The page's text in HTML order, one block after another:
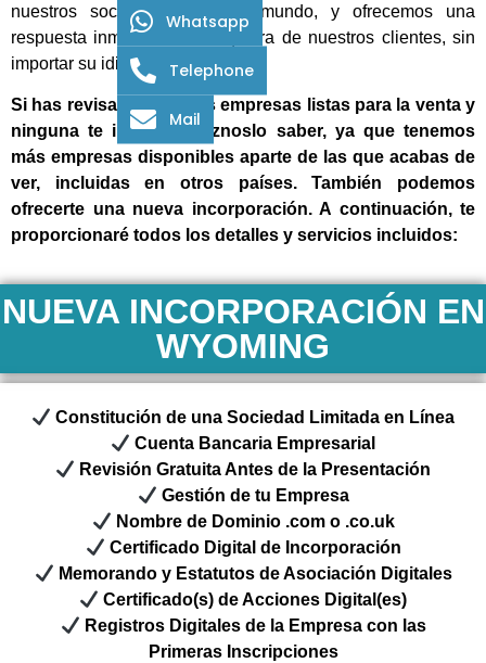
nuestros socios en todo el mundo, y ofrecemos una
respuesta inmediata a cualquiera de nuestros clientes, sin
importar su idioma.
Si has revisado nuestras empresas listas para la venta y
ninguna te interesa, háznoslo saber, ya que tenemos
más empresas disponibles aparte de las que acabas de
ver, incluidas en otros países. También podemos
ofrecerte una nueva incorporación. A continuación, te
proporcionaré todos los detalles y servicios incluidos:
NUEVA INCORPORACIÓN EN
WYOMING
Constitución de una Sociedad Limitada en Línea
Cuenta Bancaria Empresarial
Revisión Gratuita Antes de la Presentación
Gestión de tu Empresa
Nombre de Dominio .com o .co.uk
Certificado Digital de Incorporación
Memorando y Estatutos de Asociación Digitales
Certificado(s) de Acciones Digital(es)
Registros Digitales de la Empresa con las
Primeras Inscripciones
Whatsapp
Telephone
Mail